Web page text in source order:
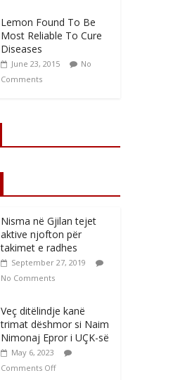
Lemon Found To Be
Most Reliable To Cure
Diseases
June 23, 2015
No
Comments
Nisma në Gjilan tejet
aktive njofton për
takimet e radhes
September 27, 2019
No Comments
Veç ditëlindje kanë
trimat dëshmor si Naim
Nimonaj Epror i UÇK-së
May 6, 2023
Comments Off